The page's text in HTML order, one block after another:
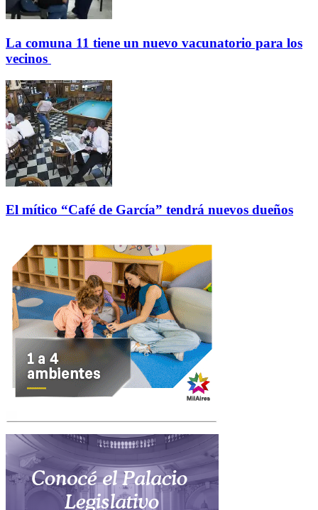
La comuna 11 tiene un nuevo vacunatorio para los
vecinos
El mítico “Café de García” tendrá nuevos dueños